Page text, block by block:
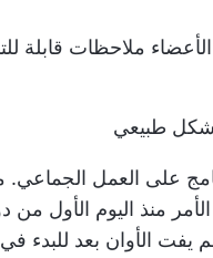
ملاحظات قابلة
بشكل طبيعي
على العمل
منذ اليوم الأول من
يفت الأوان بعد للبدء